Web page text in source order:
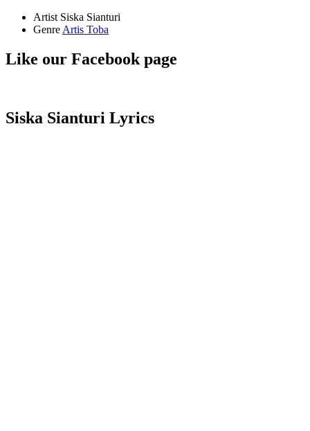
Artist Siska Sianturi
Genre Artis Toba
Like our Facebook page
Siska Sianturi Lyrics